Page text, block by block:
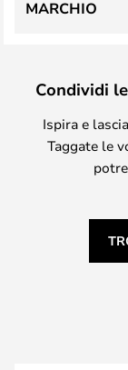
MARCHIO
Condividi
Ispira e
Taggate le